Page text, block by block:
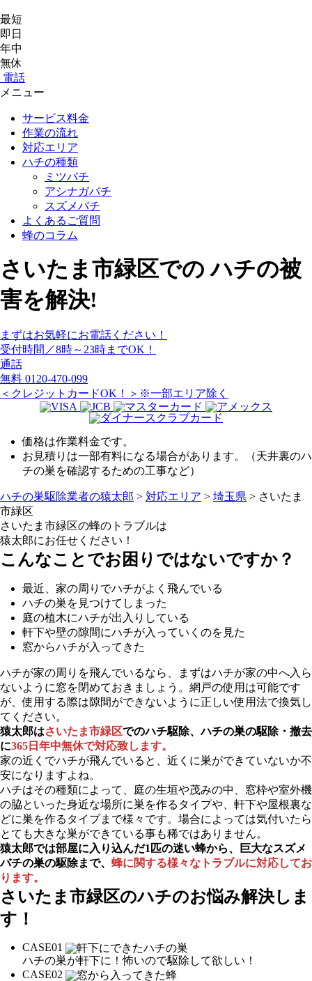
最短
即日
年中
無休
電話
メニュー
サービス料金
作業の流れ
対応エリア
ハチの種類
ミツバチ
アシナガバチ
スズメバチ
よくあるご質問
蜂のコラム
さいたま市緑区での ハチの被
害を解決!
まずはお気軽にお電話ください！
受付時間／8時～23時までOK！
通話
無料 0120-470-099
＜クレジットカードOK！＞※一部エリア除く
価格は作業料金です。
お見積りは一部有料になる場合があります。（天井裏のハ
チの巣を確認するための工事など）
ハチの巣駆除業者の猿太郎 > 対応エリア > 埼玉県 > さいたま
市緑区
さいたま市緑区の蜂のトラブルは
猿太郎にお任せください！
こんなことでお困りではないですか？
最近、家の周りでハチがよく飛んでいる
ハチの巣を見つけてしまった
庭の植木にハチが出入りしている
軒下や壁の隙間にハチが入っていくのを見た
窓からハチが入ってきた
ハチが家の周りを飛んでいるなら、まずはハチが家の中へ入ら
ないように窓を閉めておきましょう。網戸の使用は可能です
が、使用する際は隙間ができないように正しい使用法で換気し
てください。
猿太郎はさいたま市緑区でのハチ駆除、ハチの巣の駆除・撤去
に365日年中無休で対応致します。
家の近くでハチが飛んでいると、近くに巣ができていないか不
安になりますよね。
ハチはその種類によって、庭の生垣や茂みの中、窓枠や室外機
の脇といった身近な場所に巣を作るタイプや、軒下や屋根裏な
どに巣を作るタイプまで様々です。場合によっては気付いたら
とても大きな巣ができている事も稀ではありません。
猿太郎では部屋に入り込んだ1匹の迷い蜂から、巨大なスズメ
バチの巣の駆除まで、 蜂に関する様々なトラブルに対応してお
ります。
さいたま市緑区のハチのお悩み解決しま
す！
CASE01
ハチの巣が軒下に！怖いので駆除して欲しい！
CASE02